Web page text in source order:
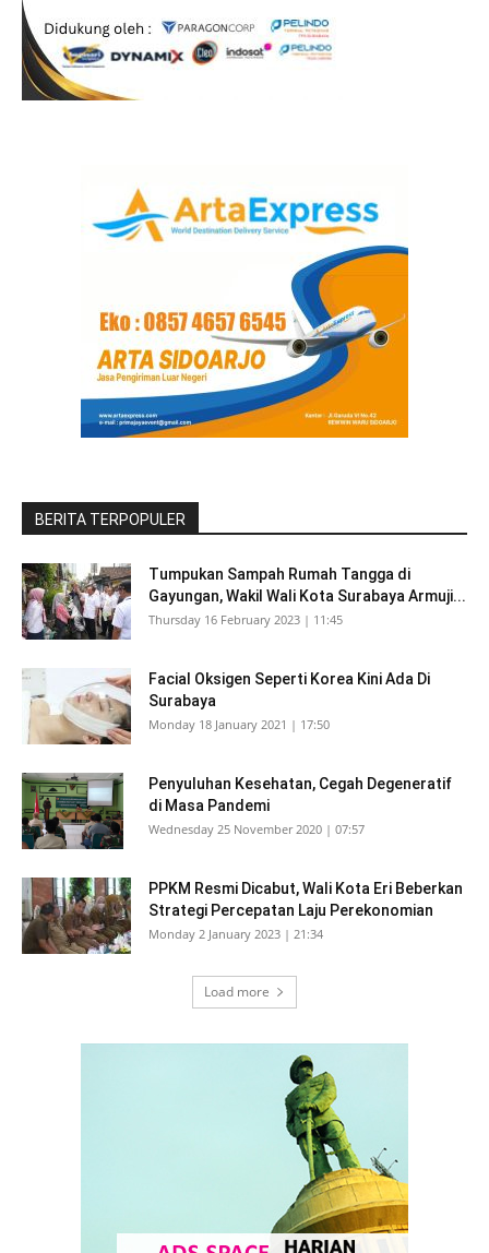
BERITA TERPOPULER
Tumpukan Sampah Rumah Tangga di
Gayungan, Wakil Wali Kota Surabaya Armuji...
Thursday 16 February 2023 | 11:45
Facial Oksigen Seperti Korea Kini Ada Di
Surabaya
Monday 18 January 2021 | 17:50
Penyuluhan Kesehatan, Cegah Degeneratif
di Masa Pandemi
Wednesday 25 November 2020 | 07:57
PPKM Resmi Dicabut, Wali Kota Eri Beberkan
Strategi Percepatan Laju Perekonomian
Monday 2 January 2023 | 21:34
Load more